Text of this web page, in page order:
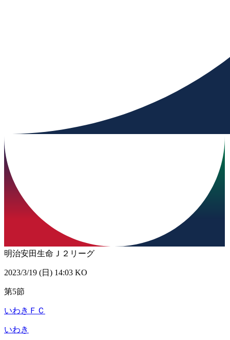
明治安田生命Ｊ２リーグ
2023/3/19 (日) 14:03 KO
第5節
いわきＦＣ
いわき